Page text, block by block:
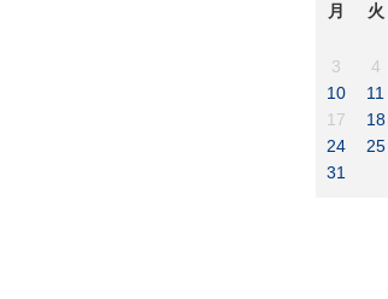
月 火
3
4
10
11
17
18
24
25
31